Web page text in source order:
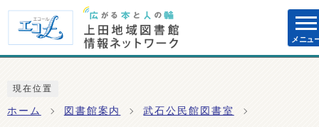
ページの先頭です
メニュ
現在位置
ホーム 図書館案内 武石公民館図書室